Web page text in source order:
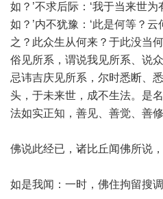
如？’不求后际：‘我于当来世
如？’内不犹豫：‘此是何等？
之？此众生从何来？于此没当
俗见所系，谓说我见所系、说
忌讳吉庆见所系，尔时悉断、
头，于未来世，成不生法。是
法如实正知，善见、善觉、善
佛说此经已，诸比丘闻佛所说，
如是我闻：一时，佛住拘留搜调